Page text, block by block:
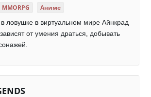
MMORPG Аниме
ловушке в виртуальном мире Айнкрад
от умения драться, добывать